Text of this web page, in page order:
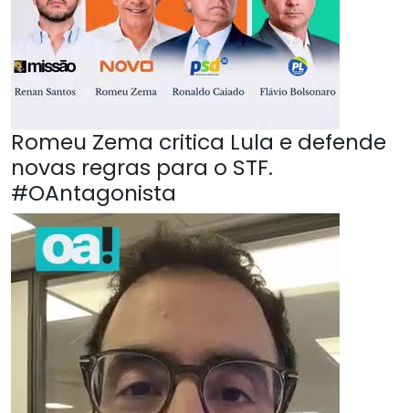
Romeu Zema critica Lula e defende
novas regras para o STF.
#OAntagonista